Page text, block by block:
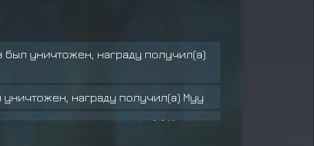
был уничтожен, награду получил(а)
уничтожен, награду получил(а) Муу
награду получил(а) Муу